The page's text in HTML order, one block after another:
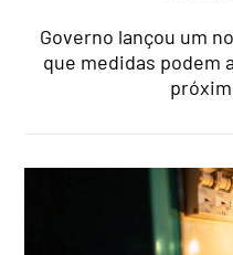
Governo lançou um
que medidas podem